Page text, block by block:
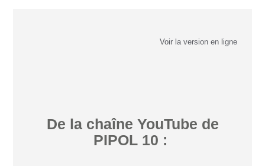
Voir la version en ligne
De la chaîne YouTube de
PIPOL 10 :